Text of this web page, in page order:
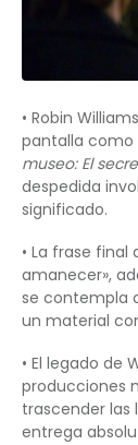
• Robin
pantalla como
museo: El
despedida
significado.
• La frase final
amanecer»,
se contempla
un material
• El legado de
producciones
trascender
entrega